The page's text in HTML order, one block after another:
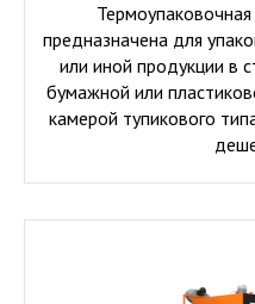
предназначена для
или иной продукции в
бумажной или
камерой тупикового